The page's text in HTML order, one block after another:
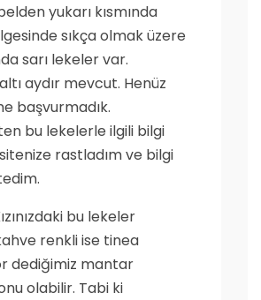
yukarı kısmında
sıkça olmak üzere
sarı lekeler var.
aydır mevcut. Henüz
başvurmadık.
bu lekelerle ilgili bilgi
rastladım ve bilgi
bu lekeler
renkli ise tinea
dediğimiz mantar
olabilir. Tabi ki